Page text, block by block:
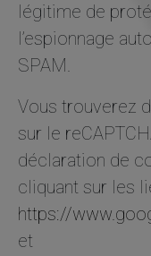
légitime de
l’espionnage
SPAM.
Vous trouverez
sur le
déclaration de
cliquant sur les
https://
et